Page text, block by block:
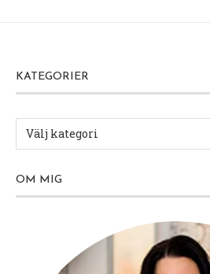
KATEGORIER
OM MIG